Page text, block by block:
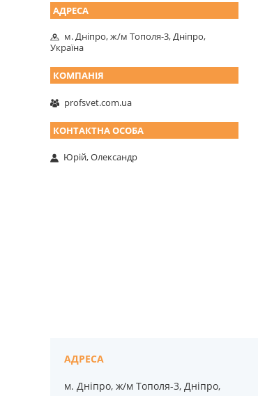
м. Дніпро, ж/м Тополя-3, Дніпро,
Україна
profsvet.com.ua
Юрій, Олександр
м. Дніпро, ж/м Тополя-3, Дніпро,